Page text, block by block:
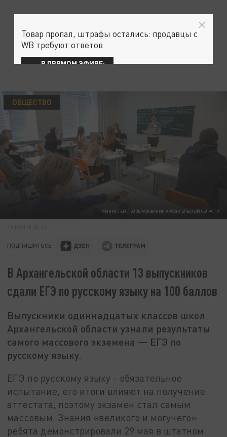
МИНИСТЕРСТВО ОБРАЗОВАНИЯ АРХАНГЕЛЬСКОЙ ОБЛАСТИ
ОБЩЕСТВО
ПОДПИШИТЕСЬ:
В Архангельской области 13 выпускников
сдали ЕГЭ по русскому языку на 100 баллов
Выпускники одиннадцатых классов школ
Архангельской области узнали результаты
самого массового экзамена — ЕГЭ по
русскому языку.
ЕГЭ по русскому языку - обязательное
испытание, его итоги влияют на получение
аттестата, поэтому экзамен стал самым
массовым. Знания «великого и могучего»
ребята демонстрировали 29 мая в штатном
Товар пропал, штрафы остались: продавцы с
WB требуют ответов
В ПРЯМОМ ЭФИРЕ: